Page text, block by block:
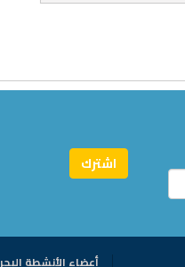
أعضاء الأنشطة